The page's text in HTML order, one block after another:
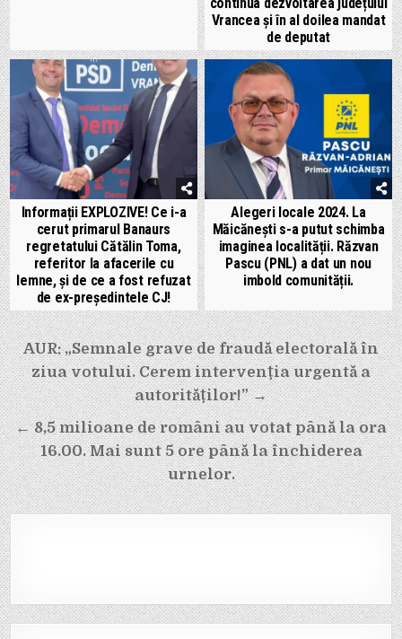
Vrancea și în al doilea mandat
de deputat
Informații EXPLOZIVE! Ce i-a
cerut primarul Banaurs
regretatului Cătălin Toma,
referitor la afacerile cu
lemne, și de ce a fost refuzat
de ex-președintele CJ!
Alegeri locale 2024. La
Măicănești s-a putut schimba
imaginea localității. Răzvan
Pascu (PNL) a dat un nou
imbold comunității.
Navigare
în
articole
AUR: „Semnale grave de fraudă electorală în
ziua votului. Cerem intervenția urgentă a
autorităților!” →
← 8,5 milioane de români au votat până la ora
16.00. Mai sunt 5 ore până la închiderea
urnelor.